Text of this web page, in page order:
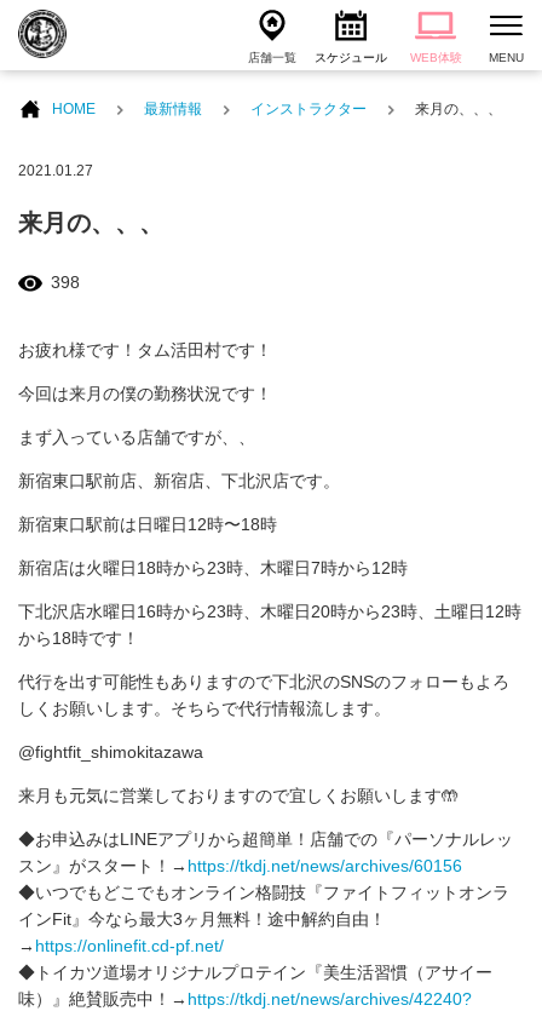
店舗一覧 スケジュール WEB体験 MENU
HOME 最新情報 インストラクター 来月の、、、
2021.01.27
来月の、、、
398
お疲れ様です！タム活田村です！
今回は来月の僕の勤務状況です！
まず入っている店舗ですが、、
新宿東口駅前店、新宿店、下北沢店です。
新宿東口駅前は日曜日12時〜18時
新宿店は火曜日18時から23時、木曜日7時から12時
下北沢店水曜日16時から23時、木曜日20時から23時、土曜日12時
から18時です！
代行を出す可能性もありますので下北沢のSNSのフォローもよろ
しくお願いします。そちらで代行情報流します。
@fightfit_shimokitazawa
来月も元気に営業しておりますので宜しくお願いします🤲
◆お申込みはLINEアプリから超簡単！店舗での『パーソナルレッ
スン』がスタート！→ https://tkdj.net/news/archives/60156
◆いつでもどこでもオンライン格闘技‪『ファイトフィットオンラ
インFit』‬‪今なら‬最大3ヶ月無料！途中解約自由！‬‪
→ https://onlinefit.cd-pf.net/
◆トイカツ道場オリジナルプロテイン『美生活習慣（アサイー
味）』絶賛販売中！→ https://tkdj.net/news/archives/42240?